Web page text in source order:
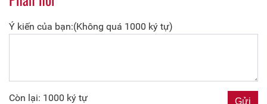
Ý kiến của bạn:(Không quá 1000 ký tự)
Còn lại: 1000 ký tự